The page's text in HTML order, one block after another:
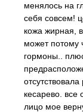
менялось на
себя совсем!
кожа жирная,
может потому
гормоны..
кесарево. все
лицо мое